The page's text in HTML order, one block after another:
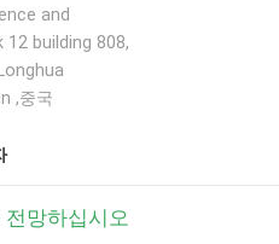
and
12 building 808,
,중국
전망하십시오